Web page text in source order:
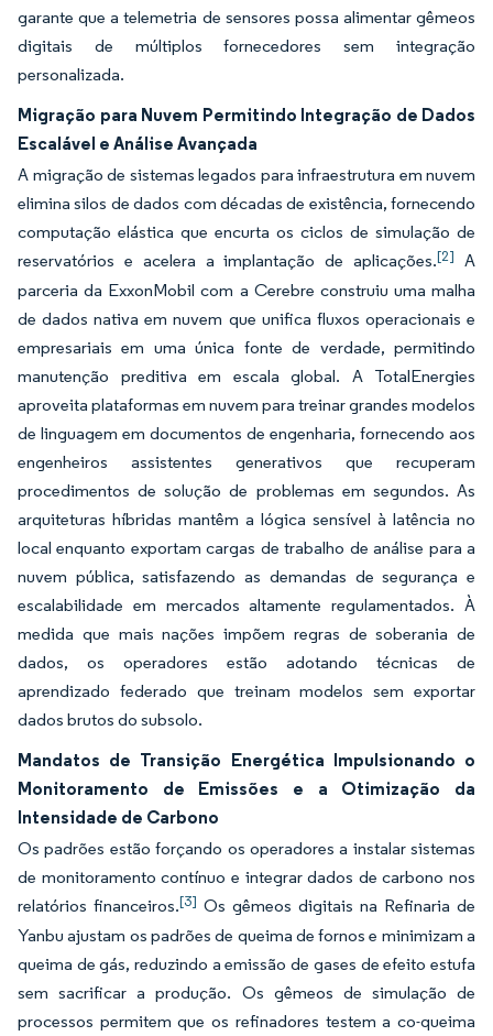
garante que a telemetria de sensores possa alimentar gêmeos
digitais de múltiplos fornecedores sem integração
personalizada.
Migração para Nuvem Permitindo Integração de Dados
Escalável e Análise Avançada
A migração de sistemas legados para infraestrutura em nuvem
elimina silos de dados com décadas de existência, fornecendo
computação elástica que encurta os ciclos de simulação de
reservatórios e acelera a implantação de aplicações.[2] A
parceria da ExxonMobil com a Cerebre construiu uma malha
de dados nativa em nuvem que unifica fluxos operacionais e
empresariais em uma única fonte de verdade, permitindo
manutenção preditiva em escala global. A TotalEnergies
aproveita plataformas em nuvem para treinar grandes modelos
de linguagem em documentos de engenharia, fornecendo aos
engenheiros assistentes generativos que recuperam
procedimentos de solução de problemas em segundos. As
arquiteturas híbridas mantêm a lógica sensível à latência no
local enquanto exportam cargas de trabalho de análise para a
nuvem pública, satisfazendo as demandas de segurança e
escalabilidade em mercados altamente regulamentados. À
medida que mais nações impõem regras de soberania de
dados, os operadores estão adotando técnicas de
aprendizado federado que treinam modelos sem exportar
dados brutos do subsolo.
Mandatos de Transição Energética Impulsionando o
Monitoramento de Emissões e a Otimização da
Intensidade de Carbono
Os padrões estão forçando os operadores a instalar sistemas
de monitoramento contínuo e integrar dados de carbono nos
relatórios financeiros.[3] Os gêmeos digitais na Refinaria de
Yanbu ajustam os padrões de queima de fornos e minimizam a
queima de gás, reduzindo a emissão de gases de efeito estufa
sem sacrificar a produção. Os gêmeos de simulação de
processos permitem que os refinadores testem a co-queima